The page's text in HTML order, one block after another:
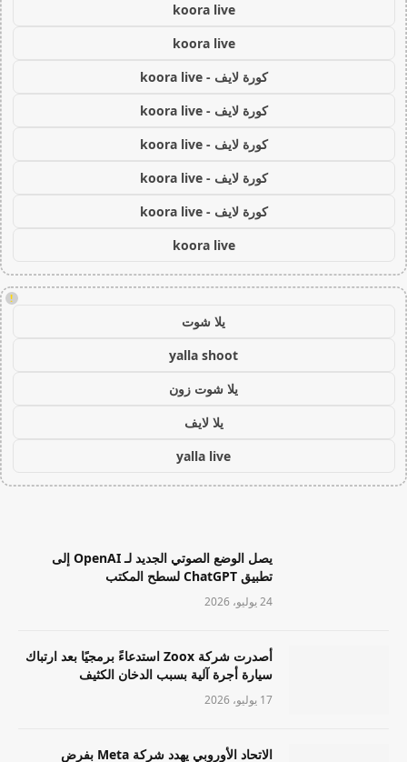
koora live
koora live
كورة لايف - koora live
كورة لايف - koora live
كورة لايف - koora live
كورة لايف - koora live
كورة لايف - koora live
koora live
!
يلا شوت
yalla shoot
يلا شوت زون
يلا لايف
yalla live
يصل الوضع الصوتي الجديد لـ OpenAI إلى
تطبيق ChatGPT لسطح المكتب
24 يوليو، 2026
أصدرت شركة Zoox استدعاءً برمجيًا بعد ارتباك
سيارة أجرة آلية بسبب الدخان الكثيف
17 يوليو، 2026
الاتحاد الأوروبي يهدد شركة Meta بفرض